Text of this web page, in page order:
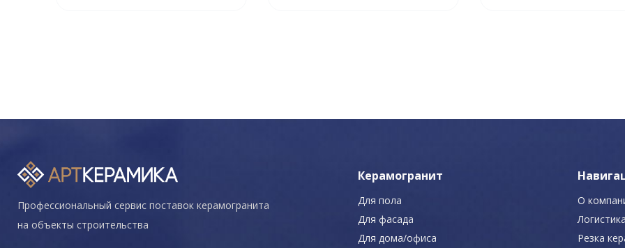
Профессиональный сервис поставок керамогранита
на объекты строительства
Керамогранит
Для пола
Для фасада
Для дома/офиса
О
Логистика
Резка